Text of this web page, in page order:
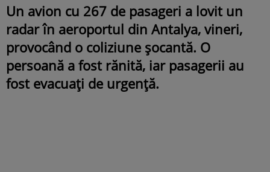
Un avion cu 267 de pasageri a lovit un
radar în aeroportul din Antalya, vineri,
provocând o coliziune șocantă. O
persoană a fost rănită, iar pasagerii au
fost evacuați de urgență.